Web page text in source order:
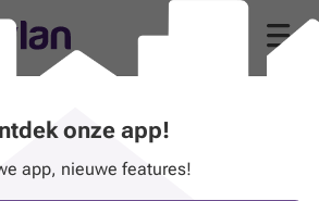
onze app!
app, nieuwe features!